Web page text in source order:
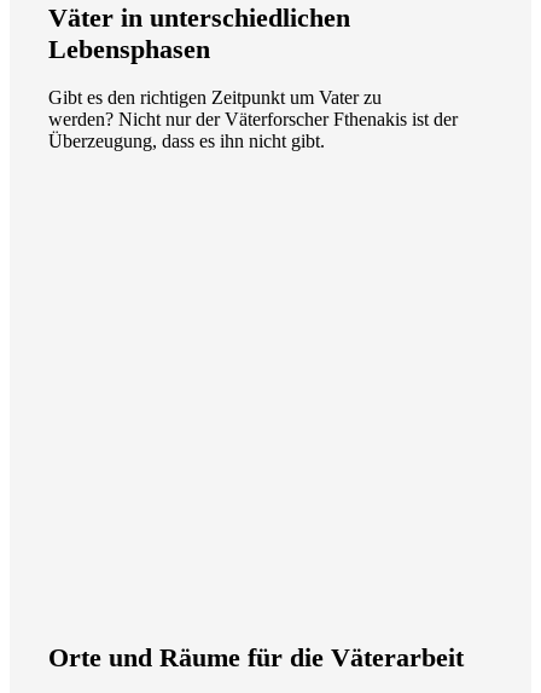
Väter in unterschiedlichen
Lebensphasen
Gibt es den richtigen Zeitpunkt um Vater zu
werden? Nicht nur der Väterforscher Fthenakis ist der
Überzeugung, dass es ihn nicht gibt.
Orte und Räume für die Väterarbeit